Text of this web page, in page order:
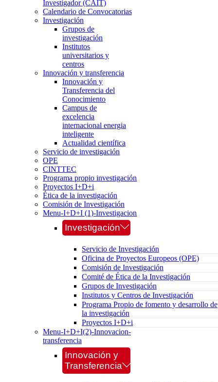
Investigador (CAIT)
Calendario de Convocatorias
Investigación
Grupos de
investigación
Institutos
universitarios y
centros
Innovación y transferencia
Innovación y
Transferencia del
Conocimiento
Campus de
excelencia
internacional energia
inteligente
Actualidad científica
Servicio de investigación
OPE
CINTTEC
Programa propio investigación
Proyectos I+D+i
Ética de la investigación
Comisión de Investigación
Menu-I+D+I (1)-Investigacion
Investigación
Servicio de Investigación
Oficina de Proyectos Europeos (OPE)
Comisión de Investigación
Comité de Ética de la Investigación
Grupos de Investigación
Institutos y Centros de Investigación
Programa Propio de fomento y desarrollo de
la investigación
Proyectos I+D+i
Menu-I+D+I(2)-Innovacion-
transferencia
Innovación y
Transferencia